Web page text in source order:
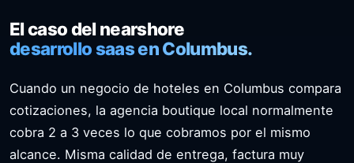
El caso del nearshore
desarrollo saas en Columbus.
Cuando un negocio de hoteles en Columbus compara
cotizaciones, la agencia boutique local normalmente
cobra 2 a 3 veces lo que cobramos por el mismo
alcance. Misma calidad de entrega, factura muy